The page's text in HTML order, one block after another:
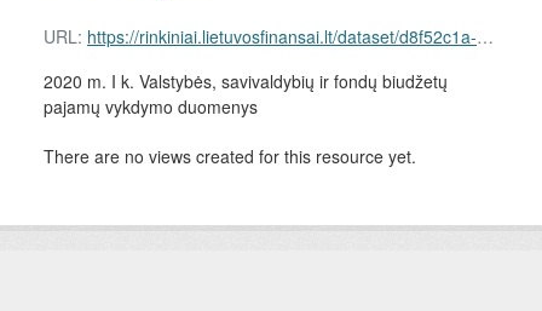
URL: https://rinkiniai.lietuvosfinansai.lt/dataset/d8f52c1a-e6d8-483f-99c7-db5c7c04a717/resource/29640a01-d325-47bb-807a-00e514dab42e/download/nac-income.json
2020 m. I k. Valstybės, savivaldybių ir fondų biudžetų
pajamų vykdymo duomenys
There are no views created for this resource yet.